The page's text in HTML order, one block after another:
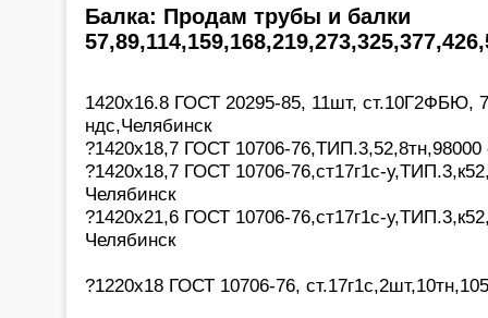
Балка: Продам трубы и балки
1420х16.8 ГОСТ 20295-85, 11шт, ст.10Г2ФБЮ,
ндс,Челябинск
?1420х18,7 ГОСТ 10706-76,ТИП.3,52,8тн,98000
?1420х18,7 ГОСТ 10706-76,ст17г1с-
Челябинск
?1420х21,6 ГОСТ 10706-76,ст17г1с-
Челябинск
?1220х18 ГОСТ 10706-76,